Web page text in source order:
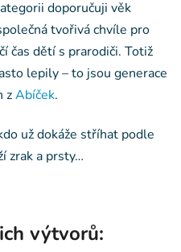
doporučuji věk
tvořivá chvíle pro
čas dětí s prarodiči. Totiž
lepily – to jsou generace
zAbíček.
už dokáže stříhat podle
zrak a prsty…
výtvorů: